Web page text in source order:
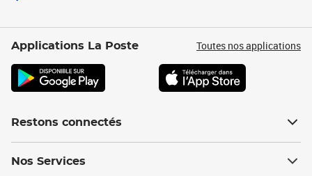
Applications La Poste Toutes nos applications
Restons connectés
Nos Services